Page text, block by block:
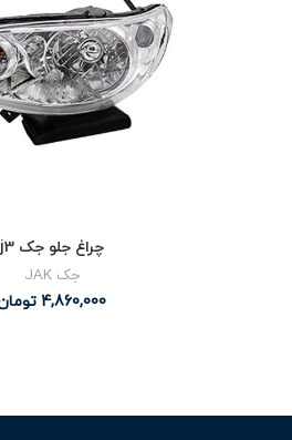
چراغ جلو جک j3
جک JAK
4,860,000